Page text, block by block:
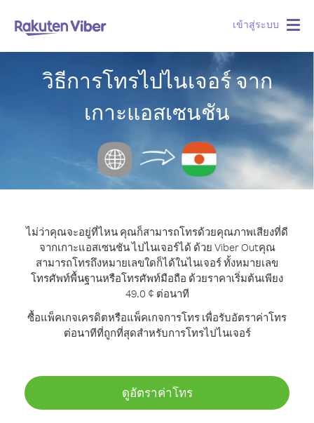
เข้าสู่ระบบ
วิธีการโทรไปไนเจอร์ จาก
เกาะแอสเซนชัน
ไม่ว่าคุณจะอยู่ที่ไหน คุณก็สามารถโทรด้วยคุณภาพเสียงที่ดี
จากเกาะแอสเซนชัน ไปไนเจอร์ได้ ด้วย Viber Outคุณ
สามารถโทรถึงหมายเลขใดก็ได้ในไนเจอร์ ทั้งหมายเลข
โทรศัพท์พื้นฐานหรือโทรศัพท์มือถือ ด้วยราคาเริ่มต้นเพียง
49.0 ¢ ต่อนาที
ซื้อแพ็คเกจเครดิตหรือแพ็คเกจการโทร เพื่อรับอัตราค่าโทร
ต่อนาทีที่ถูกที่สุดสำหรับการโทรไปไนเจอร์
ดูอัตราค่าโทร